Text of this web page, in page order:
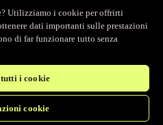
Utilizziamo i cookie per offrirti
dati importanti sulle prestazioni
di far funzionare tutto senza
i cookie
cookie